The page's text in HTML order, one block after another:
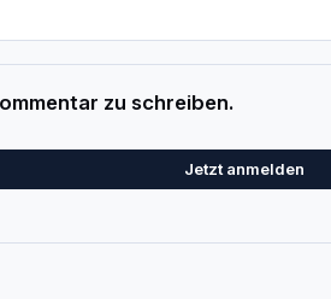
zu schreiben.
Jetzt anmelden